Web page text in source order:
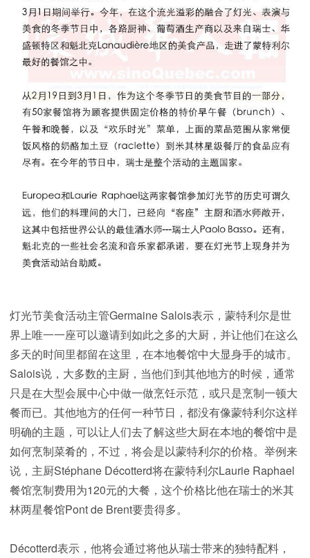
灯光节美食活动主管Germaine Salois表示，蒙特利尔是世
界上唯一一座可以邀请到如此之多的大厨，并让他们在这么
多天的时间里都留在这里，在本地餐馆中大显身手的城市。
Salois说，大多数的主厨，当他们到其他地方的时候，通常
只是在大型会展中心中做一做烹饪示范，或只是烹制一顿大
餐而已。其他地方的任何一种节日，都没有像蒙特利尔这样
明确的主题，可以让人们去了解这些大厨在本地的餐馆中是
如何烹制菜肴的，不过，将会是以蒙特利尔的价格。举例来
说，主厨Stéphane Décotterd将在蒙特利尔Laurie Raphael
餐馆烹制费用为120元的大餐，这个价格比他在瑞士的米其
林两星餐馆Pont de Brent要贵得多。
Décotterd表示，他将会通过将他从瑞士带来的独特配料，